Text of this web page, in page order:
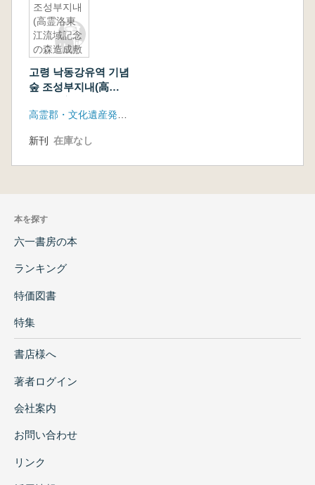
조성부지내
(高霊洛東
江流域記念
の森造成敷
試掘調査報
告書
고령 낙동강유역 기념
숲 조성부지내(高霊
造成敷地内) 遺蹟試高霊郡・文化遺産発掘調査団
新刊 在庫なし
本を探す
六一書房の本
ランキング
特価図書
特集
書店様へ
著者ログイン
会社案内
お問い合わせ
リンク